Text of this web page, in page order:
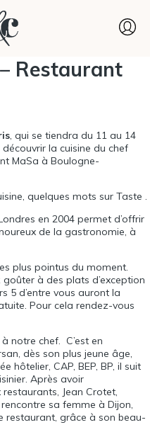
Restaurant
, qui se tiendra du 11 au 14
la cuisine du chef
MaSa à Boulogne-
quelques mots sur Taste .
en 2004 permet d’offrir
de la gastronomie, à
plus pointus du moment.
à des plats d’exception
5 d’entre vous auront la
Pour cela rendez-vous
notre chef. C’est en
dès son plus jeune âge,
hôtelier, CAP, BEP, BP, il suit
Après avoir
Jean Crotet,
rencontre sa femme à Dijon,
restaurant, grâce à son beau-